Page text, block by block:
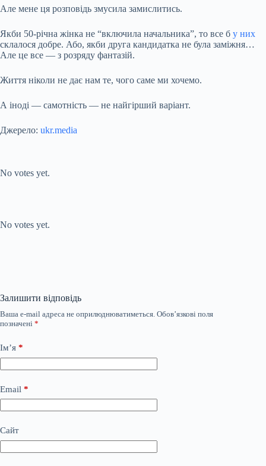
Але мене ця розповідь змусила замислитись.
Якби 50-річна жінка не “включила начальника”, то все б у них
склалося добре. Або, якби друга кандидатка не була заміжня…
Але це все — з розряду фантазій.
Життя ніколи не дає нам те, чого саме ми хочемо.
А іноді — самотність — не найгірший варіант.
Джерело: ukr.media
No votes yet.
No votes yet.
Залишити відповідь
Ваша e-mail адреса не оприлюднюватиметься. Обов’язкові поля
позначені *
Ім’я *
Email *
Сайт